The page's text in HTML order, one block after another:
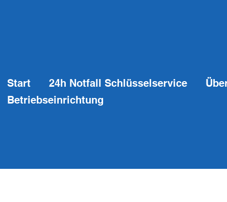
Start 24h Notfall Schlüsselservice
Betriebseinrichtung